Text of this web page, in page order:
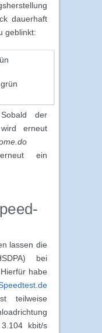
dauerhaft
geblinkt:
der
erneut
ein
lassen die
bei
habe
teilweise
kbit/s